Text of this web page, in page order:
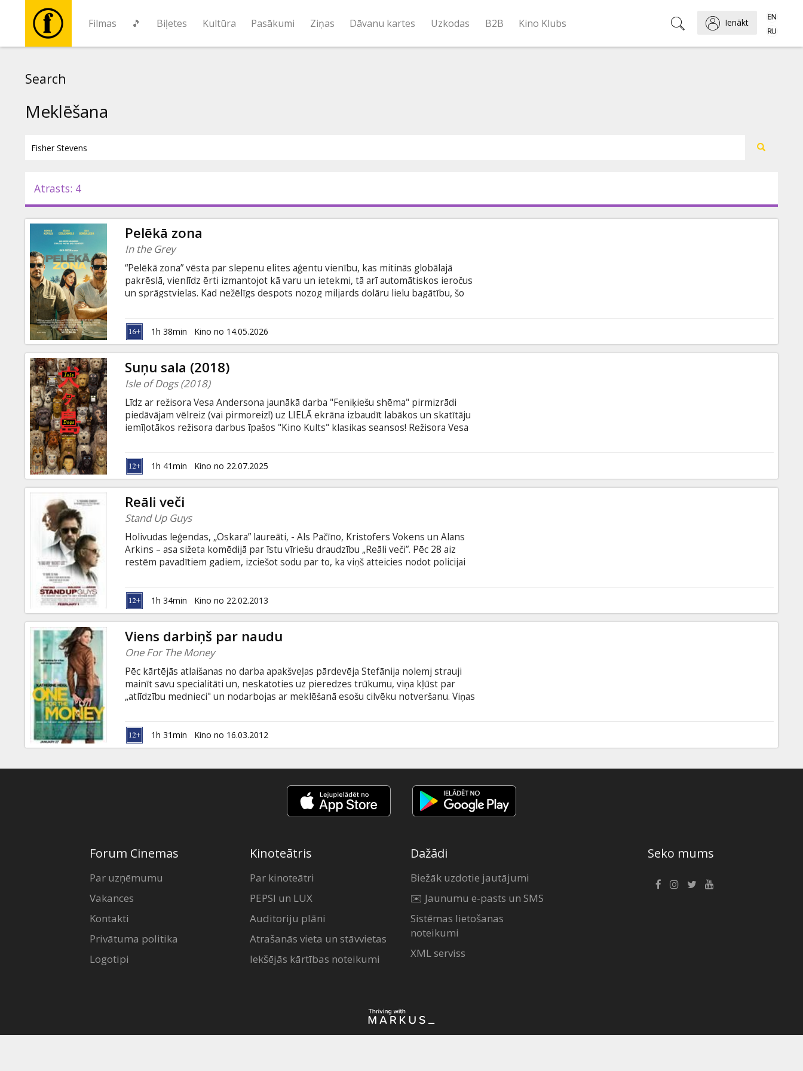
Filmas 🎵 Biļetes Kultūra Pasākumi Ziņas Dāvanu kartes Uzkodas B2B Kino Klubs Ienākt
Pasākumi
Ziņas
Dāvanu
kartes
Uzkodas
B2B
Kino
Klubs
Search
Meklēšana
Atrasts: 4
Pelēkā zona
In the Grey
“Pelēkā zona” vēsta par slepenu elites aģentu vienību, kas mitinās globālajā
pakrēslā, vienlīdz ērti izmantojot kā varu un ietekmi, tā arī automātiskos ieročus
un sprāgstvielas. Kad nežēlīgs despots nozog miljards dolāru lielu bagātību, šo
neiespējamā laupīšana pārtop atklātā stratēģijas, maldināšanas un izdzīvošanas
karā. Filma angļu valodā ar subtitriem latviešu un krievu valodā.
1h 38min Kino no 14.05.2026
Suņu sala (2018)
Isle of Dogs (2018)
Līdz ar režisora Vesa Andersona jaunākā darba "Feniķiešu shēma" pirmizrādi
piedāvājam vēlreiz (vai pirmoreiz!) uz LIELĀ ekrāna izbaudīt labākos un skatītāju
iemīļotākos režisora darbus īpašos "Kino Kults" klasikas seansos! Režisora Vesa
korumpētā mēra pavēles visi Megasaki pilsētas suņi tiek nosūtīti dzīvot uz
vientuļas salas, Atari vienatnē dodas glābt savu uzticamo suni Spotu.
1h 41min Kino no 22.07.2025
Reāli veči
Stand Up Guys
Holivudas leģendas, „Oskara” laureāti, - Als Pačīno, Kristofers Vokens un Alans
Arkins – asa sižeta komēdijā par īstu vīriešu draudzību „Reāli veči”. Pēc 28 aiz
restēm pavadītiem gadiem, izciešot sodu par to, ka viņš atteicies nodot policijai
kriminālās pagātnes - Doks (Vokens) un Hiršs (Arkins). Neskatoties uz to, ka
draugi tik ilgi nav tikušies, liekas, ka viņu draudzība ir tikpat stipra kā agrāk – reāli
veči joprojām ir spēka pilni un gatavi iekļūt gan neveiklās, gan bīstamās situācijās.
1h 34min Kino no 22.02.2013
Viens darbiņš par naudu
One For The Money
Pēc kārtējās atlaišanas no darba apakšveļas pārdevēja Stefānija nolemj strauji
mainīt savu specialitāti un, neskatoties uz pieredzes trūkumu, viņa kļūst par
„atlīdzību mednieci" un nodarbojas ar meklēšanā esošu cilvēku notveršanu. Viņas
Stefānija ķeras pie darba, izrādās, ka tas ir tas pats puisis, kurš salauza viņas sirdi
vēl vidusskolā!
1h 31min Kino no 16.03.2012
Forum Cinemas
Par uzņēmumu
Vakances
Kontakti
Privātuma politika
Logotipi
Kinoteātris
Par kinoteātri
PEPSI un LUX
Auditoriju plāni
Atrašanās vieta un stāvvietas
Iekšējās kārtības noteikumi
Dažādi
Biežāk uzdotie jautājumi
✉️ Jaunumu e-pasts un SMS
Sistēmas lietošanas
noteikumi
XML serviss
Seko mums